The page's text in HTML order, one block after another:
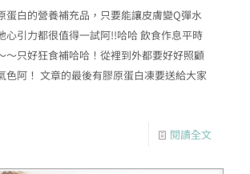
蛋白的營養補充品，只要能讓皮膚變Q彈水
心引力都很值得一試阿!!哈哈 飲食作息平時
～只好狂食補哈哈！從裡到外都要好好照顧
色阿！ 文章的最後有膠原蛋白凍要送給大家
閱讀全文